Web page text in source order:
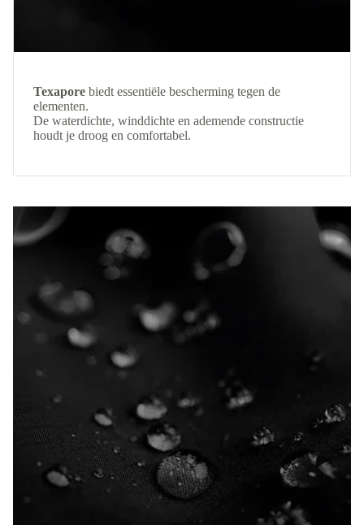
Texapore biedt essentiële bescherming tegen de
elementen.
De waterdichte, winddichte en ademende constructie
houdt je droog en comfortabel.